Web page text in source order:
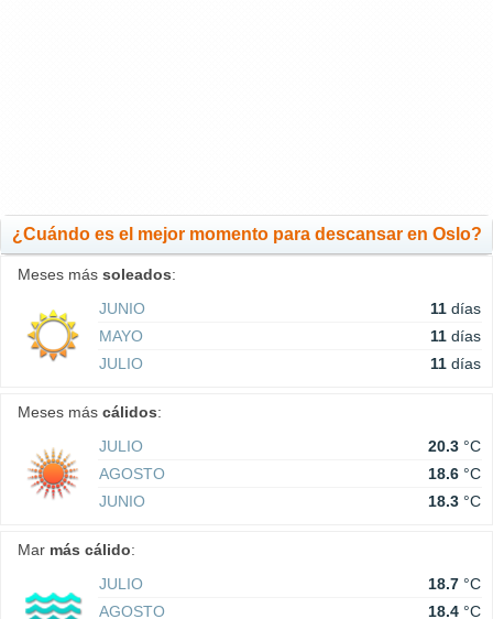
¿Cuándo es el mejor momento para descansar en Oslo?
Meses más soleados:
JUNIO
11 días
MAYO
11 días
JULIO
11 días
Meses más cálidos:
JULIO
20.3 °C
AGOSTO
18.6 °C
JUNIO
18.3 °C
Mar más cálido:
JULIO
18.7 °C
AGOSTO
18.4 °C